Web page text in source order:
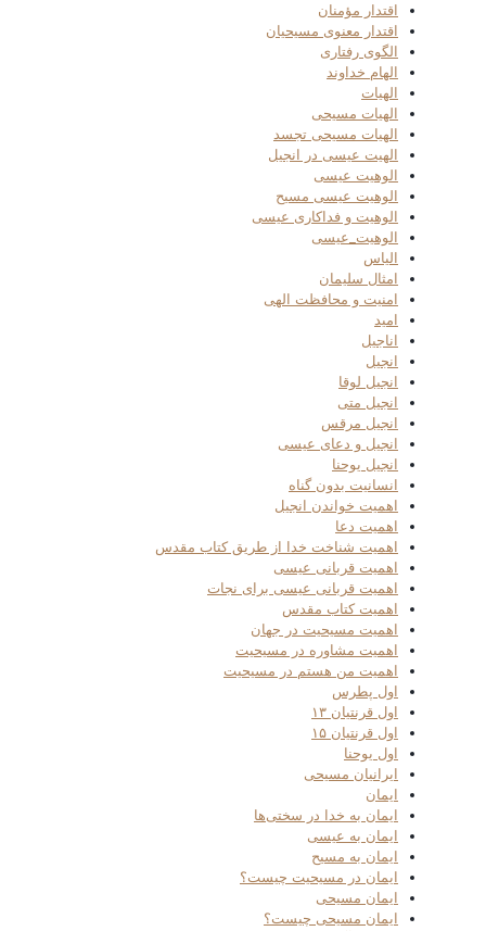
اقتدار مؤمنان
اقتدار معنوی مسیحیان
الگوی رفتاری
الهام خداوند
الهیات
الهیات مسیحی
الهیات مسیحی تجسد
الهیت عیسی در انجیل
الوهیت عیسی
الوهیت عیسی مسیح
الوهیت و فداکاری عیسی
الوهیت_عیسی
الیاس
امثال سلیمان
امنیت و محافظت الهی
امید
اناجیل
انجیل
انجیل لوقا
انجیل متی
انجیل مرقس
انجیل و دعای عیسی
انجیل یوحنا
انسانیت بدون گناه
اهمیت خواندن انجیل
اهمیت دعا
اهمیت شناخت خدا از طریق کتاب مقدس
اهمیت قربانی عیسی
اهمیت قربانی عیسی برای نجات
اهمیت کتاب مقدس
اهمیت مسیحیت در جهان
اهمیت مشاوره در مسیحیت
اهمیت من هستم در مسیحیت
اول پطرس
اول قرنتیان ۱۳
اول قرنتیان ۱۵
اول یوحنا
ایرانیان مسیحی
ایمان
ایمان به خدا در سختی‌ها
ایمان به عیسی
ایمان به مسیح
ایمان در مسیحیت چیست؟
ایمان مسیحی
ایمان مسیحی چیست؟